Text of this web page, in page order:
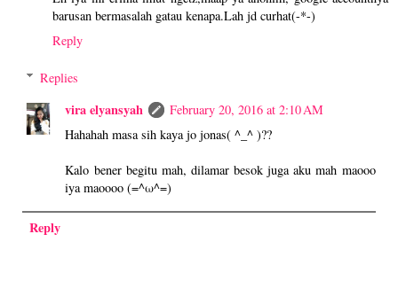
barusan bermasalah gatau kenapa.Lah jd curhat(-*-)
Reply
Replies
vira elyansyah
February 20, 2016 at 2:10 AM
Hahahah masa sih kaya jo jonas( ^_^ )??
Kalo bener begitu mah, dilamar besok juga aku mah maooo
iya maoooo (=^ω^=)
Reply